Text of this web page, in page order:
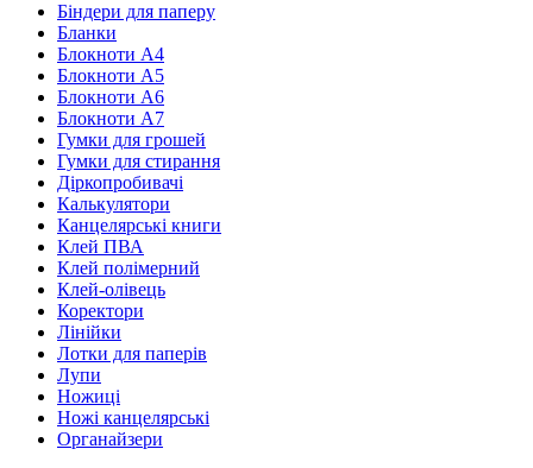
Біндери для паперу
Бланки
Блокноти А4
Блокноти А5
Блокноти А6
Блокноти А7
Гумки для грошей
Гумки для стирання
Діркопробивачі
Калькулятори
Канцелярські книги
Клей ПВА
Клей полімерний
Клей-олівець
Коректори
Лінійки
Лотки для паперів
Лупи
Ножиці
Ножі канцелярські
Органайзери